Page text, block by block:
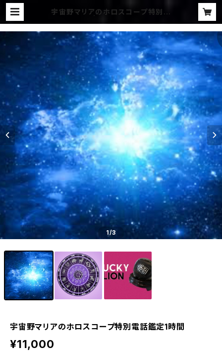
宇宙野マリアのホロスコープ特別電
1/3
宇宙野マリアのホロスコープ特別電話鑑定1時間
¥11,000